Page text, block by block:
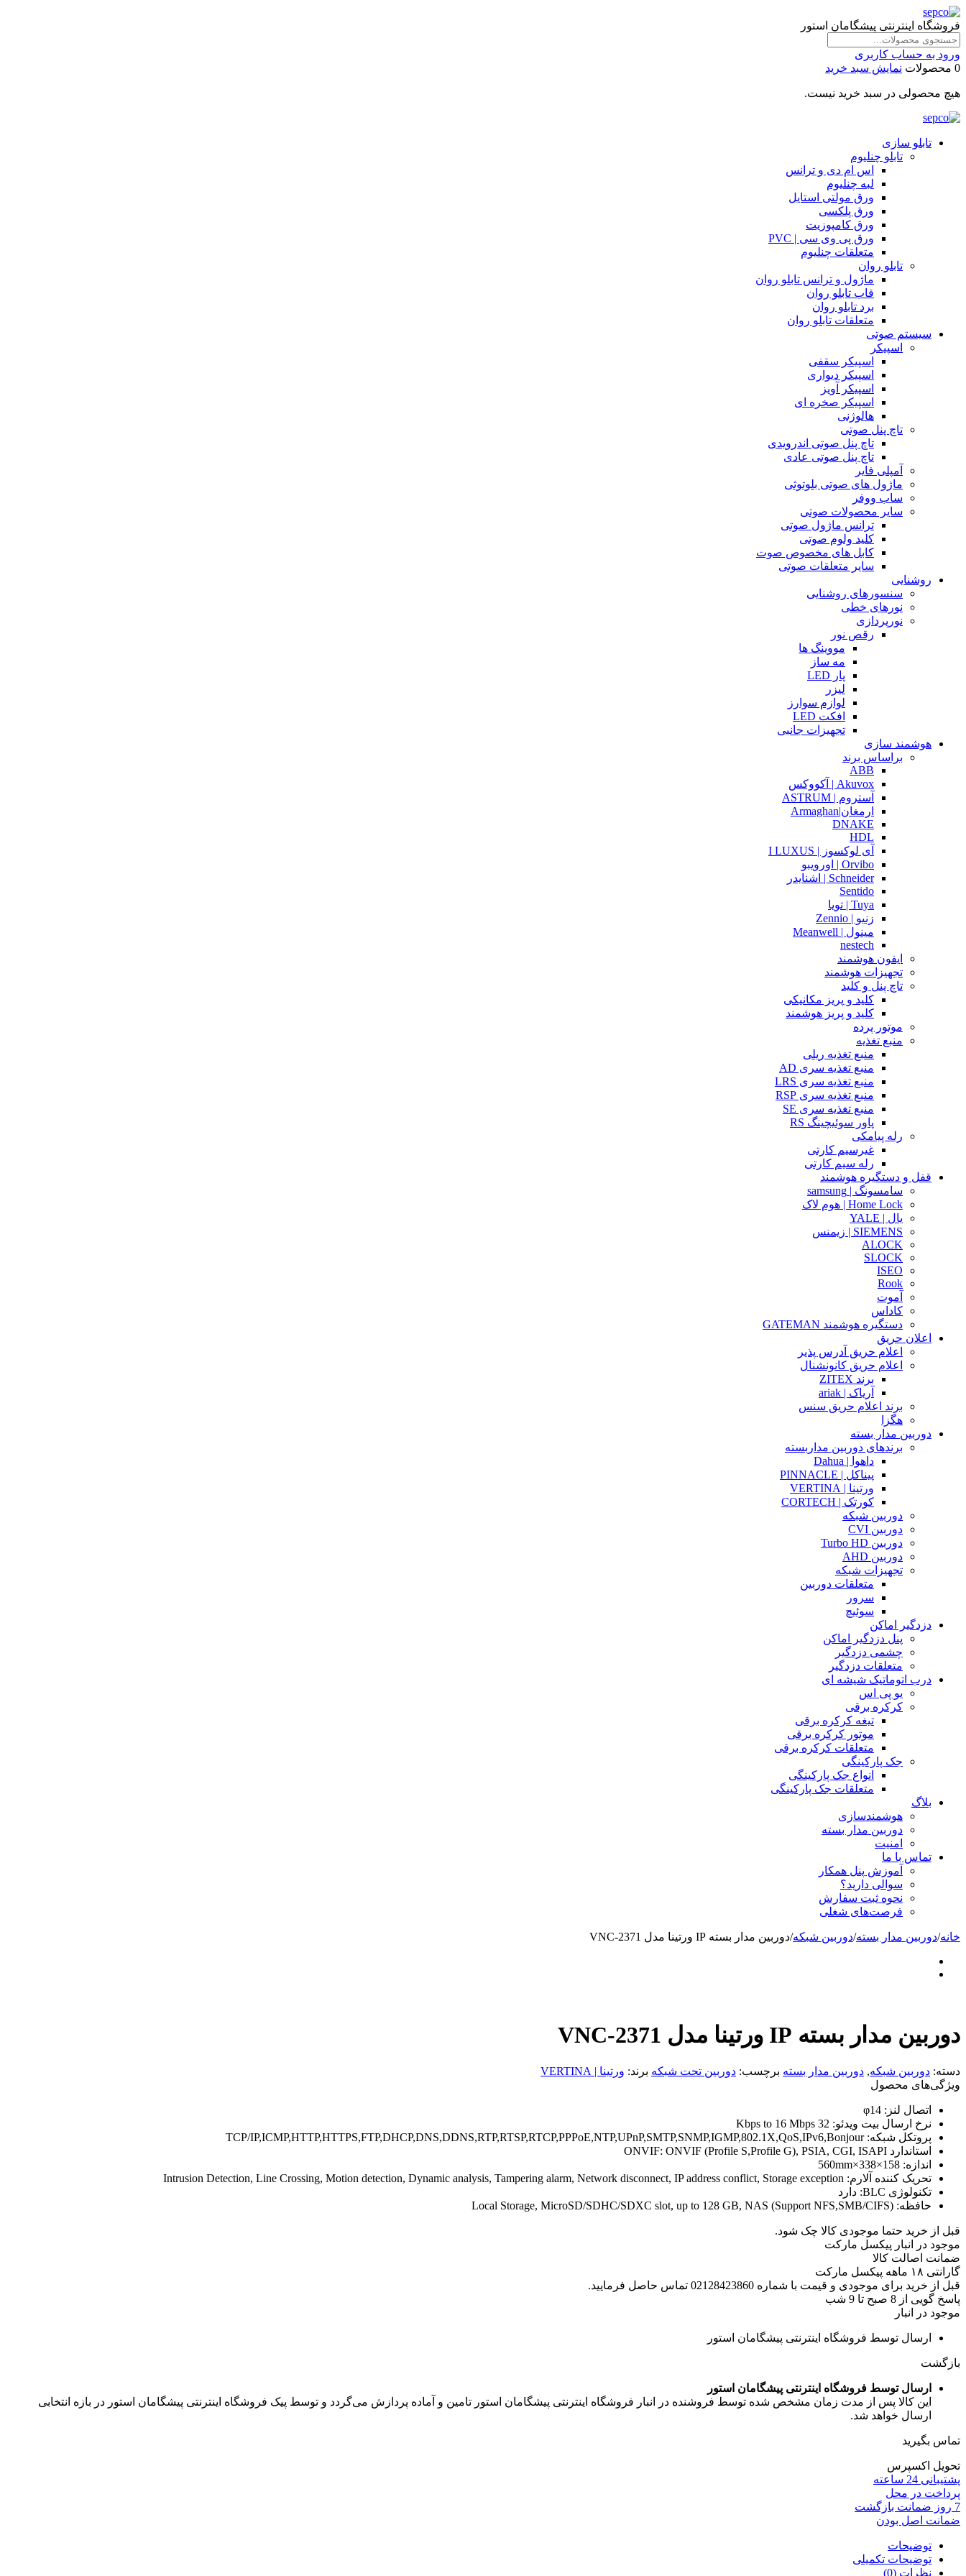
فروشگاه اینترنتی پیشگامان استور
ورود به حساب کاربری
0 محصولات
نمایش سبد خرید
هیچ محصولی در سبد خرید نیست.
تابلو سازی
تابلو چنلیوم
اس ام دی و ترانس
لبه چنلیوم
ورق مولتی استایل
ورق پلکسی
ورق کامپوزیت
ورق پی وی سی | PVC
متعلقات چنلیوم
تابلو روان
ماژول و ترانس تابلو روان
قاب تابلو روان
برد تابلو روان
متعلقات تابلو روان
سیستم صوتی
اسپیکر
اسپیکر سقفی
اسپیکر دیواری
اسپیکر آویز
اسپیکر صخره ای
هالوژنی
تاچ پنل صوتی
تاچ پنل صوتی اندرویدی
تاچ پنل صوتی عادی
آمپلی فایر
ماژول های صوتی بلوتوثی
ساب ووفر
سایر محصولات صوتی
ترانس ماژول صوتی
کلید ولوم صوتی
کابل های مخصوص صوت
سایر متعلقات صوتی
روشنایی
سنسورهای روشنایی
نورهای خطی
نورپردازی
رقص نور
مووینگ ها
مه ساز
پار LED
لیزر
لوازم سوارز
افکت LED
تجهیزات جانبی
هوشمند سازی
براساس برند
ABB
Akuvox | آکووکس
آستروم | ASTRUM
ارمغان|Armaghan
DNAKE
HDL
آی لوکسوز | I LUXUS
Orvibo | اورویبو
Schneider | اشنایدر
Sentido
Tuya | تویا
زنیو | Zennio
مینول | Meanwell
nestech
ایفون هوشمند
تجهیزات هوشمند
تاچ پنل و کلید
کلید و پریز مکانیکی
کلید و پریز هوشمند
موتور پرده
منبع تغذیه
منبع تغذیه ریلی
منبع تغذیه سری AD
منبع تغذیه سری LRS
منبع تغذیه سری RSP
منبع تغذیه سری SE
پاور سوئیچینگ RS
رله پیامکی
غیرسیم کارتی
رله سیم کارتی
قفل و دستگیره هوشمند
سامسونگ | samsung
Home Lock | هوم لاک
یال | YALE
SIEMENS | زیمنس
ALOCK
SLOCK
ISEO
Rook
آموت
کاداس
دستگیره هوشمند GATEMAN
اعلان حریق
اعلام حریق آدرس پذیر
اعلام حریق کانونشنال
برند ZITEX
آریاک | ariak
برند اعلام حریق سنس
هگزا
دوربین مدار بسته
برندهای دوربین مداربسته
داهوا | Dahua
پیناکل | PINNACLE
ورتینا | VERTINA
کورتک | CORTECH
دوربین شبکه
دوربین CVI
دوربین Turbo HD
دوربین AHD
تجهیزات شبکه
متعلقات دوربین
سرور
سوئیچ
دزدگیر اماکن
پنل دزدگیر اماکن
چشمی دزدگیر
متعلقات دزدگیر
درب اتوماتیک شیشه ای
یو پی اس
کرکره برقی
تیغه کرکره برقی
موتور کرکره برقی
متعلقات کرکره برقی
جک پارکینگی
انواع جک پارکینگی
متعلقات جک پارکینگی
بلاگ
هوشمندسازی
دوربین مدار بسته
امنیت
تماس با ما
آموزش پنل همکار
سوالی دارید؟
نحوه ثبت سفارش
فرصت‌های شغلی
خانه/دوربین مدار بسته/دوربین شبکه/دوربین مدار بسته IP ورتینا مدل VNC-2371
دوربین مدار بسته IP ورتینا مدل VNC-2371
دسته: دوربین شبکه, دوربین مدار بسته برچسب: دوربین تحت شبکه برند: ورتینا | VERTINA
ویژگی‌های محصول
اتصال لنز: φ14
نرخ ارسال بیت ویدئو: 32 Kbps to 16 Mbps
پروتکل شبکه:TCP/IP,ICMP,HTTP,HTTPS,FTP,DHCP,DNS,DDNS,RTP,RTSP,RTCP,PPPoE,NTP,UPnP,SMTP,SNMP,IGMP,802.1X,QoS,IPv6,Bonjour
استاندارد ONVIF: ONVIF (Profile S,Profile G), PSIA, CGI, ISAPI
اندازه: 158×338×560mm
تحریک کننده آلارم: Intrusion Detection, Line Crossing, Motion detection, Dynamic analysis, Tampering alarm, Network disconnect, IP address conflict, Storage exception
تکنولوژی BLC:
دارد
حافظه: Local Storage, MicroSD/SDHC/SDXC slot, up to 128 GB, NAS (Support NFS,SMB/CIFS)
قبل از خرید حتما موجودی کالا چک شود.
موجود در انبار پیکسل مارکت
ضمانت اصالت کالا
گارانتی ۱۸ ماهه پیکسل مارکت
قبل از خرید برای موجودی و قیمت با شماره 02128423860 تماس حاصل فرمایید.
پاسخ گویی از 8 صبح تا 9 شب
موجود در انبار
ارسال توسط فروشگاه اینترنتی پیشگامان استور
بازگشت
ارسال توسط فروشگاه اینترنتی پیشگامان استور
این کالا پس از مدت زمان مشخص شده توسط فروشنده در انبار فروشگاه اینترنتی پیشگامان استور تامین و آماده پردازش می‌گردد و توسط پیک فروشگاه اینترنتی پیشگامان استور در بازه انتخابی
ارسال خواهد شد.
تماس بگیرید
تحویل اکسپرس
پشتیبانی 24 ساعته
پرداخت در محل
7 روز ضمانت بازگشت
ضمانت اصل بودن
توضیحات
توضیحات تکمیلی
نظرات (0)